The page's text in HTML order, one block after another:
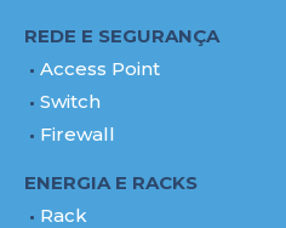
REDE E SEGURANÇA
Access Point
Switch
Firewall
ENERGIA E RACKS
Rack